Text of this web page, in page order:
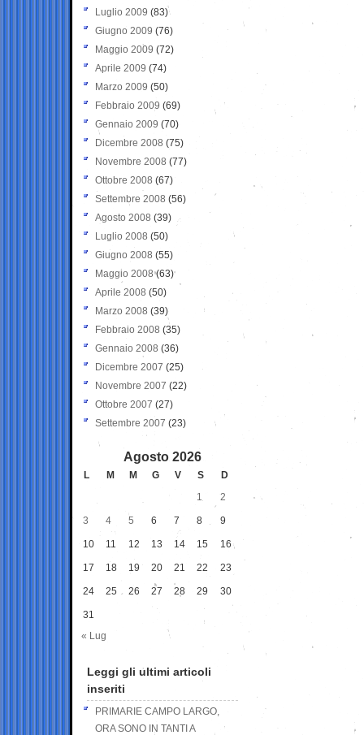
Luglio 2009 (83)
Giugno 2009 (76)
Maggio 2009 (72)
Aprile 2009 (74)
Marzo 2009 (50)
Febbraio 2009 (69)
Gennaio 2009 (70)
Dicembre 2008 (75)
Novembre 2008 (77)
Ottobre 2008 (67)
Settembre 2008 (56)
Agosto 2008 (39)
Luglio 2008 (50)
Giugno 2008 (55)
Maggio 2008(63)
Aprile 2008 (50)
Marzo 2008 (39)
Febbraio 2008 (35)
Gennaio 2008 (36)
Dicembre 2007 (25)
Novembre 2007 (22)
Ottobre 2007 (27)
Settembre 2007 (23)
Agosto 2026
L M M G V S
D
1
2
3 4 5 6 7 8 9
10 11 12 13 14 15 16
17 18 19 20 21 22 23
24 25 26 27 28 29 30
31
« Lug
Leggi gli ultimi articoli
inseriti
PRIMARIE CAMPO LARGO,
ORA SONO IN TANTI A